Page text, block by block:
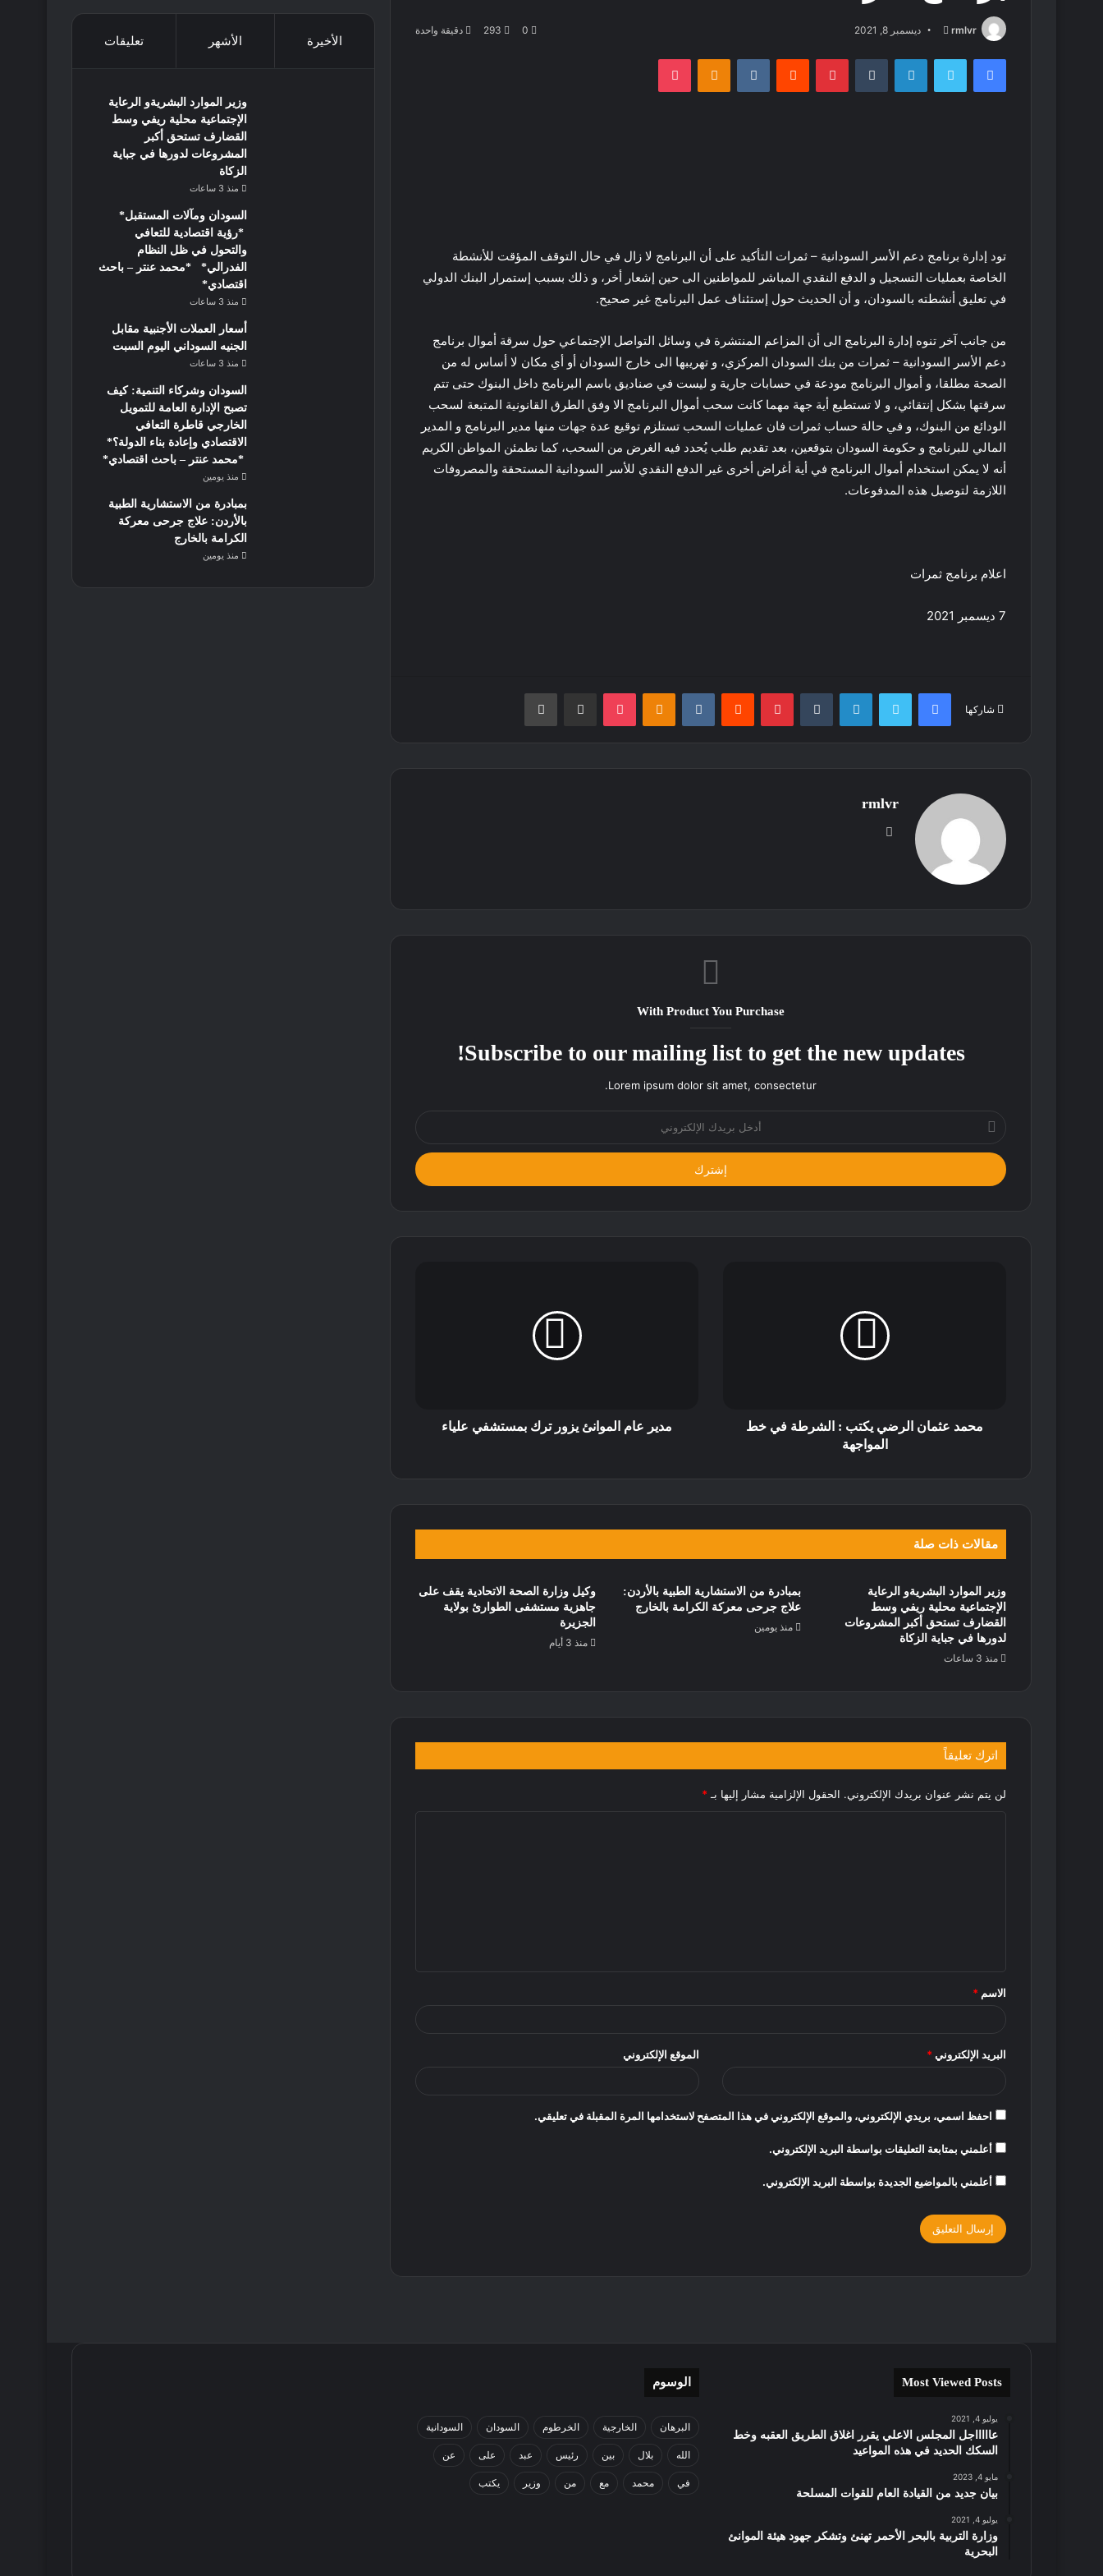
rmlvr
أرسل
إلكترونيا
ديسمبر 8, 2021 0
293 دقيقة واحدة
فيسبوك تويتر لينكدإن بينتيريست Odnoklassniki
بوكيت
تود إدارة برنامج دعم الأسر السودانية – ثمرات التأكيد على أن البرنامج لا زال في حال التوقف المؤقت للأنشطة
الخاصة بعمليات التسجيل و الدفع النقدي المباشر للمواطنين الى حين إشعار أخر، و ذلك بسبب إستمرار البنك الدولي
في تعليق أنشطته بالسودان، و أن الحديث حول إستئناف عمل البرنامج غير صحيح.
من جانب آخر تنوه إدارة البرنامج الى أن المزاعم المنتشرة في وسائل التواصل الإجتماعي حول سرقة أموال برنامج
دعم الأسر السودانية – ثمرات من بنك السودان المركزي، و تهريبها الى خارج السودان أو أي مكان لا أساس له من
الصحة مطلقا، و أموال البرنامج مودعة في حسابات جارية و ليست في صناديق باسم البرنامج داخل البنوك حتى تتم
سرقتها بشكل إنتقائي، و لا تستطيع أية جهة مهما كانت سحب أموال البرنامج الا وفق الطرق القانونية المتبعة لسحب
الودائع من البنوك، و في حالة حساب ثمرات فان عمليات السحب تستلزم توقيع عدة جهات منها مدير البرنامج و المدير
المالي للبرنامج و حكومة السودان بتوقعين، بعد تقديم طلب يُحدد فيه الغرض من السحب، كما نطمئن المواطن الكريم
أنه لا يمكن استخدام أموال البرنامج في أية أغراض أخرى غير الدفع النقدي للأسر السودانية المستحقة والمصروفات
اللازمة لتوصيل هذه المدفوعات.
اعلام برنامج ثمرات
7 ديسمبر 2021
شاركها
فيسبوك تويتر لينكدإن بينتيريست Odnoklassniki
بوكيت مشاركة عبر البريد طباعة
rmlvr
With Product You Purchase
Subscribe to our mailing list to get the new updates!
Lorem ipsum dolor sit amet, consectetur.
أدخل
بريدك
الإلكتروني
محمد عثمان الرضي يكتب : الشرطة في خط
المواجهة
مدير عام الموانئ يزور ترك بمستشفي علياء
مقالات ذات صلة
وزير الموارد البشريةو الرعاية
الإجتماعية محلية ريفي وسط
القضارف تستحق أكبر المشروعات
لدورها في جباية الزكاة
منذ 3 ساعات
بمبادرة من الاستشارية الطبية بالأردن:
علاج جرحى معركة الكرامة بالخارج
منذ يومين
وكيل وزارة الصحة الاتحادية يقف على
جاهزية مستشفى الطوارئ بولاية
الجزيرة
منذ 3 أيام
اترك تعليقاً
لن يتم نشر عنوان بريدك الإلكتروني. الحقول الإلزامية مشار إليها بـ *
*
الاسم *
البريد الإلكتروني * الموقع الإلكتروني
احفظ اسمي، بريدي الإلكتروني، والموقع الإلكتروني في هذا المتصفح لاستخدامها المرة المقبلة في تعليقي.
أعلمني بمتابعة التعليقات بواسطة البريد الإلكتروني.
أعلمني بالمواضيع الجديدة بواسطة البريد الإلكتروني.
الأخيرة الأشهر تعليقات
وزير الموارد البشريةو الرعاية
الإجتماعية محلية ريفي وسط
القضارف تستحق أكبر
المشروعات لدورها في جباية
الزكاة
منذ 3 ساعات
السودان ومآلات المستقبل*
*رؤية اقتصادية للتعافي
والتحول في ظل النظام
الفدرالي* *محمد عنتر – باحث
اقتصادي*
منذ 3 ساعات
أسعار العملات الأجنبية مقابل
الجنيه السوداني اليوم السبت
منذ 3 ساعات
السودان وشركاء التنمية: كيف
تصبح الإدارة العامة للتمويل
الخارجي قاطرة التعافي
الاقتصادي وإعادة بناء الدولة؟*
*محمد عنتر – باحث اقتصادي*
منذ يومين
بمبادرة من الاستشارية الطبية
بالأردن: علاج جرحى معركة
الكرامة بالخارج
منذ يومين
Most Viewed Posts
يوليو 4, 2021
عاااااجل المجلس الاعلي يقرر اغلاق الطريق العقبه وخط
السكك الحديد في هذه المواعيد
مايو 4, 2023
بيان جديد من القيادة العام للقوات المسلحة
يوليو 4, 2021
وزارة التربية بالبحر الأحمر تهنئ وتشكر جهود هيئة الموانئ
البحرية
الوسوم
البرهان الخارجية الخرطوم السودان السودانية
الله بلال بين رئيس عبد على عن
في محمد مع من وزير يكتب